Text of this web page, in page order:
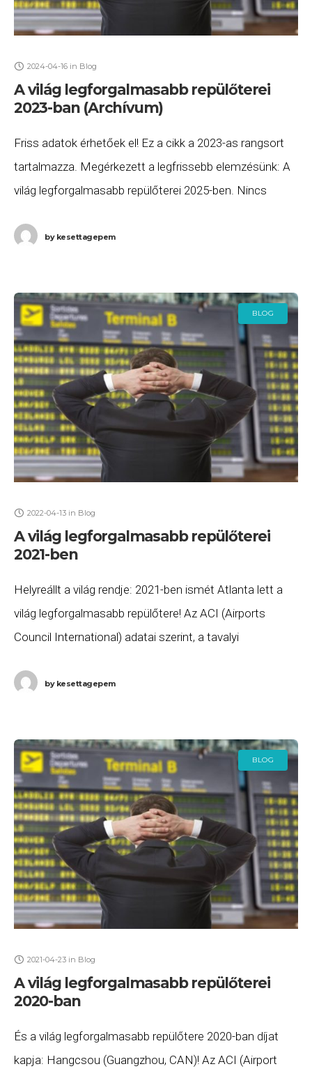
2024-04-16 in Blog
A világ legforgalmasabb repülőterei
2023-ban (Archívum)
Friss adatok érhetőek el! Ez a cikk a 2023-as rangsort
tartalmazza. Megérkezett a legfrissebb elemzésünk: A
világ legforgalmasabb repülőterei 2025-ben. Nincs
legforgalmasabb repülőtere!
bykesettagepem
BLOG
2022-04-13 in Blog
A világ legforgalmasabb repülőterei
2021-ben
Helyreállt a világ rendje: 2021-ben ismét Atlanta lett a
világ legforgalmasabb repülőtere! Az ACI (Airports
Council International) adatai szerint, a tavalyi
(ATL) és
bykesettagepem
BLOG
2021-04-23 in Blog
A világ legforgalmasabb repülőterei
2020-ban
És a világ legforgalmasabb repülőtere 2020-ban díjat
kapja: Hangcsou (Guangzhou, CAN)! Az ACI (Airport